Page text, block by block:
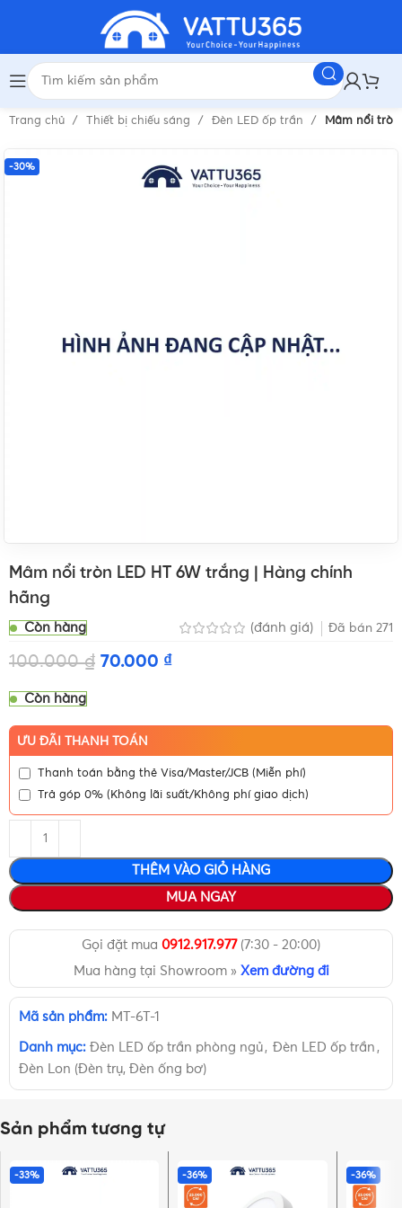
Trang chủ Thiết bị chiếu sáng Đèn LED ốp trần Mâm nổi
-30%
Mâm nổi tròn LED HT 6W trắng | Hàng chính
hãng
Còn hàng (đánh giá) Đã bán 271
100.000₫ 70.000 ₫
Còn hàng
ƯU ĐÃI THANH TOÁN
Thanh toán bằng thẻ Visa/Master/JCB (Miễn phí)
Trả góp 0% (Không lãi suất/Không phí giao dịch)
THÊM VÀO GIỎ HÀNG
MUA NGAY
Gọi đặt mua 0912.917.977(7:30 - 20:00)
Mua hàng tại Showroom » Xem đường đi
Mã sản phẩm: MT-6T-1
Danh mục: Đèn LED ốp trần phòng ngủ, Đèn LED ốp trần ,
Đèn Lon (Đèn trụ, Đèn ống bơ)
Sản phẩm tương tự
-33% -36% -36%